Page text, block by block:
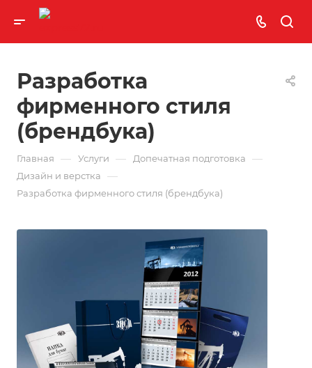
Разработка
фирменного стиля
(брендбука)
Главная — Услуги — Допечатная подготовка —
Дизайн и верстка —
Разработка фирменного стиля (брендбука)